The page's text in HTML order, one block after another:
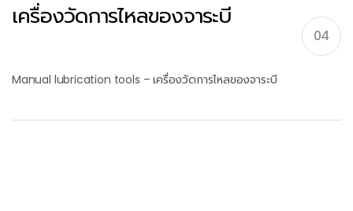
เครื่องวัดการไหลของจาระบี
04
Manual lubrication tools – เครื่องวัดการไหลของจาระบี